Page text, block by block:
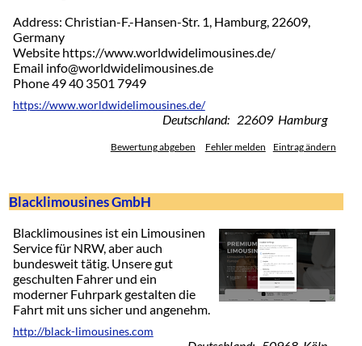
Address: Christian-F.-Hansen-Str. 1, Hamburg, 22609,
Germany
Website https://www.worldwidelimousines.de/
Email info@worldwidelimousines.de
Phone 49 40 3501 7949
https://www.worldwidelimousines.de/
Deutschland: 22609 Hamburg
Bewertung abgeben Fehler melden Eintrag ändern
Blacklimousines GmbH
Blacklimousines ist ein Limousinen
Service für NRW, aber auch
bundesweit tätig. Unsere gut
geschulten Fahrer und ein
moderner Fuhrpark gestalten die
Fahrt mit uns sicher und angenehm.
http://black-limousines.com